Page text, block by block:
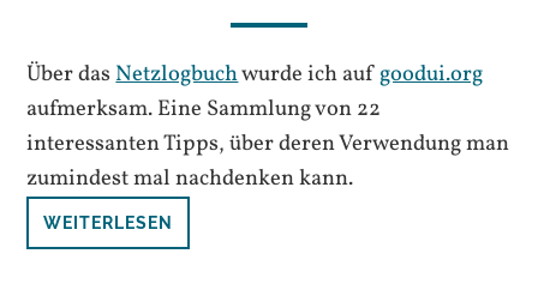
Über dasNetzlogbuchwurde ich aufgoodui.org
aufmerksam. Eine Sammlung von 22
interessanten Tipps, über deren Verwendung man
zumindest mal nachdenken kann.
WEITERLESEN